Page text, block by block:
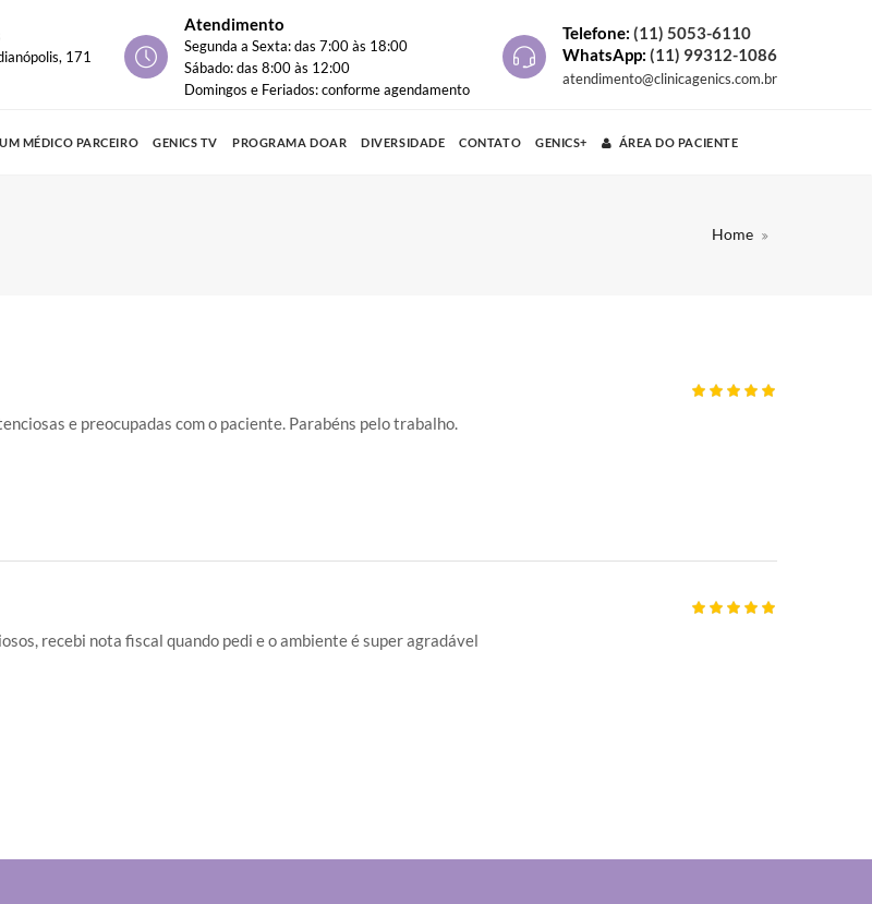
171
Atendimento
Segunda a Sexta: das 7:00 às 18:00
Sábado: das 8:00 às 12:00
Domingos e Feriados: conforme agendamento
Telefone: (11) 5053-6110
WhatsApp: (11) 99312-1086
atendimento@clinicagenics.com.br
MÉDICO PARCEIRO GENICS TV PROGRAMA DOAR DIVERSIDADE CONTATO GENICS+ ÁREA DO PACIENTE
Home
e preocupadas com o paciente. Parabéns pelo trabalho.
recebi nota fiscal quando pedi e o ambiente é super agradável